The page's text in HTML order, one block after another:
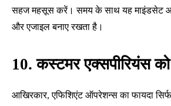
सहज महसूस करें। समय के साथ यह माइंडसेट
और एजाइल बनाए रखता है।
10. कस्टमर एक्सपीरियंस
आखिरकार, एफिशिएंट ऑपरेशन्स का फायदा